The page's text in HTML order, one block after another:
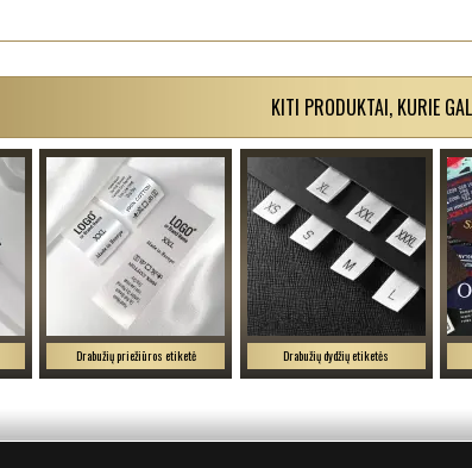
KITI PRODUKTAI, KURIE
Drabužių priežiūros etiketė Drabužių dydžių etiketės